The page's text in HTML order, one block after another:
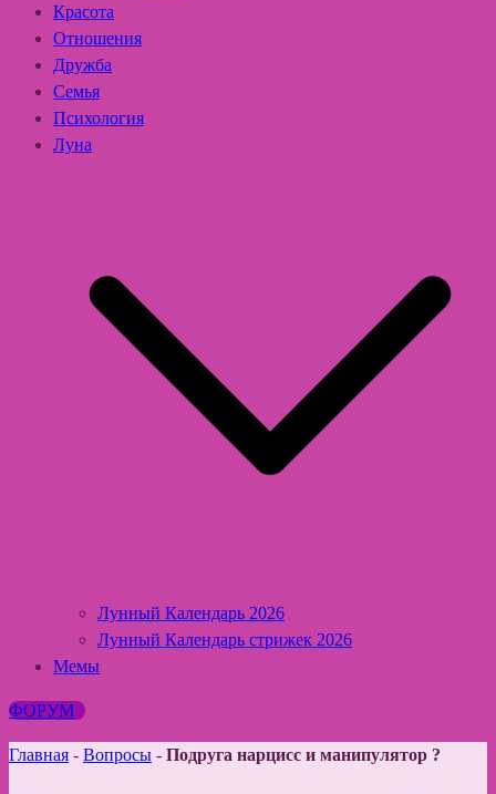
Красота
Отношения
Дружба
Семья
Психология
Луна
Лунный Календарь 2026
Лунный Календарь стрижек 2026
Мемы
ФОРУМ
Главная - Вопросы - Подруга нарцисс и манипулятор ?